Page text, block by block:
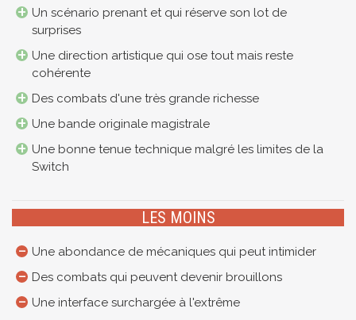
Un scénario prenant et qui réserve son lot de
surprises
Une direction artistique qui ose tout mais reste
cohérente
Des combats d'une très grande richesse
Une bande originale magistrale
Une bonne tenue technique malgré les limites de la
Switch
LES MOINS
Une abondance de mécaniques qui peut intimider
Des combats qui peuvent devenir brouillons
Une interface surchargée à l'extrême